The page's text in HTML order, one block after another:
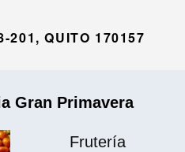
201, QUITO 170157
Gran Primavera
Frutería